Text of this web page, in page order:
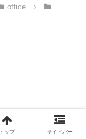
office
トップ サイドバー